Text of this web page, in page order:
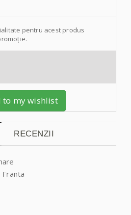
pentru acest produs
to my wishlist
RECENZII
Franta